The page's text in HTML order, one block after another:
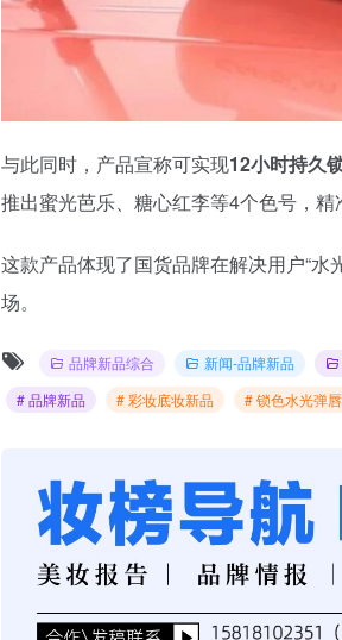
与此同时，产品宣称可实现12小时持久
推出蜜光芭乐、糖心红李等4个色号，精
这款产品体现了国货品牌在解决用户“水
场。
品牌新品综合 新闻-品牌新品
# 品牌新品
# 彩妆底妆新品 # 锁色水光弹